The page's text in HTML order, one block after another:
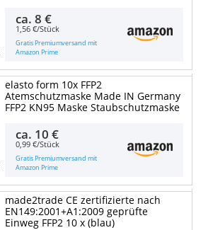
ca.8 €
1,56 €/Stück
Gratis Premiumversand mit
Amazon Prime
elasto form 10x FFP2
Atemschutzmaske Made IN Germany
FFP2 KN95 Maske Staubschutzmaske
ca. 10 €
0,99 €/Stück
Gratis Premiumversand mit
Amazon Prime
made2trade CE zertifizierte nach
EN149:2001+A1:2009 geprüfte
Einweg FFP2 10 x (blau)